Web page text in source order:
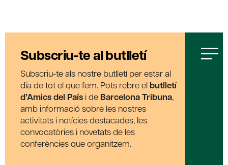
Subscriu-te al butlletí
Subscriu-te als nostre butlletí per estar al
dia de tot el que fem. Pots rebre el butlletí
d’Amics del País i de Barcelona Tribuna,
amb informació sobre les nostres
activitats i notícies destacades, les
convocatòries i novetats de les
conferències que organitzem.